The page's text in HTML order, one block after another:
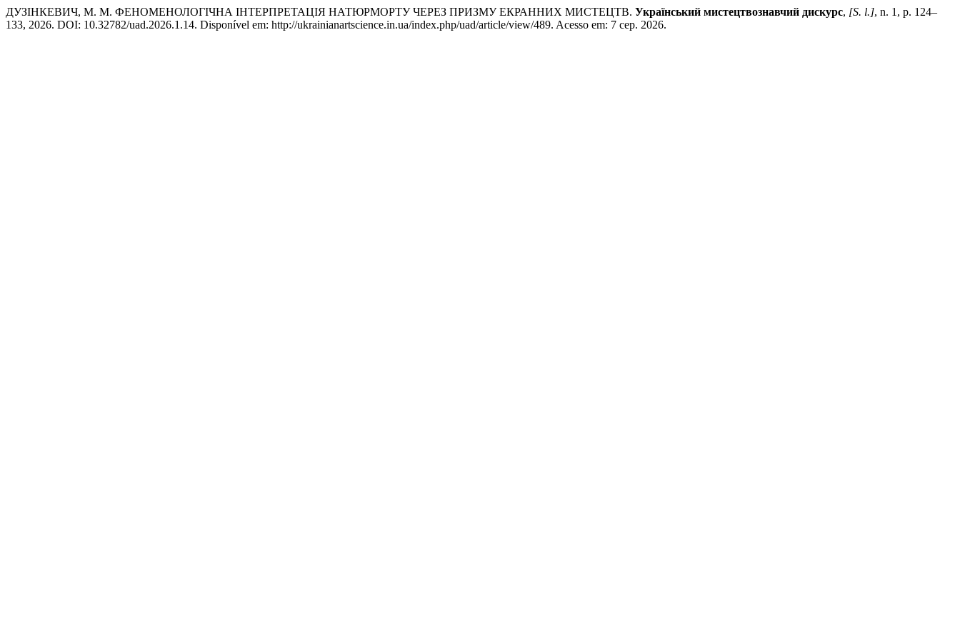
ДУЗІНКЕВИЧ, М. М. ФЕНОМЕНОЛОГІЧНА ІНТЕРПРЕТАЦІЯ НАТЮРМОРТУ ЧЕРЕЗ ПРИЗМУ ЕКРАННИХ МИСТЕЦТВ. Український мистецтвознавчий дискурс, [S. l.], n. 1, p. 124–
133, 2026. DOI: 10.32782/uad.2026.1.14. Disponível em: http://ukrainianartscience.in.ua/index.php/uad/article/view/489. Acesso em: 7 сер. 2026.